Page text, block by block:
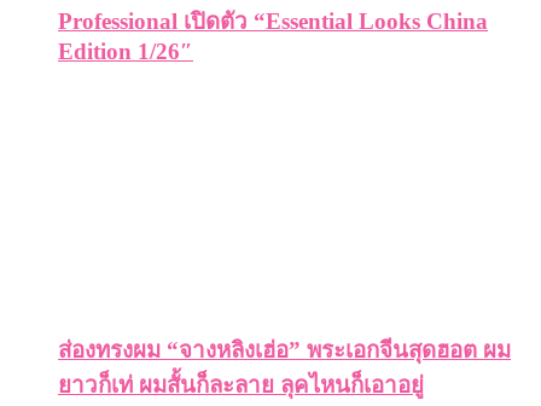
Professional เปิดตัว “Essential Looks China
Edition 1/26″
ส่องทรงผม “จางหลิงเฮ่อ” พระเอกจีนสุดฮอต ผม
ยาวก็เท่ ผมสั้นก็ละลาย ลุคไหนก็เอาอยู่